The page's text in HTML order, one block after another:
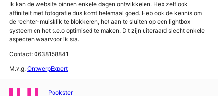
Ik kan de website binnen enkele dagen ontwikkelen. Heb zelf ook
affiniteit met fotografie dus komt helemaal goed. Heb ook de kennis om
de rechter-muisklik te blokkeren, het aan te sluiten op een lightbox
systeem en het s.e.o optimised te maken. Dit zijn uiteraard slecht enkele
aspecten waarvoor ik sta.
Contact: 0638158841
M.v.g, OntwerpExpert
Pookster